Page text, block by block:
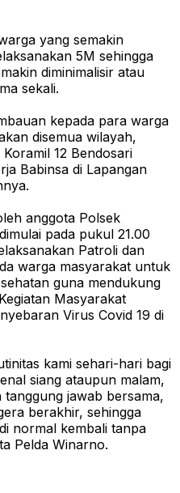
yang semakin
5M sehingga
diminimalisir atau
sekali.
kepada para warga
disemua wilayah,
12 Bendosari
Babinsa di Lapangan
anggota Polsek
pada pukul 21.00
Patroli dan
warga masyarakat untuk
guna mendukung
Masyarakat
Virus Covid 19 di
kami sehari-hari bagi
siang ataupun malam,
tanggung jawab bersama,
berakhir, sehingga
normal kembali tanpa
Pelda Winarno.